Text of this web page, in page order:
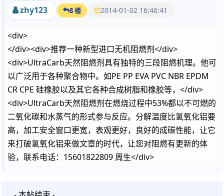
zhy123 8 楼 2014-01-02 16:46:41
<div>
</div><div>推荐一种新型进口无机阻燃剂</div>
<div>UltraCarb天然阻燃剂具有独特的三段阻燃机理。他可
以广泛用于各种聚合物中。如PE PP EVA PVC NBR EPDM
CR CPE 硅橡胶以及其它各种合成树脂和橡胶等，</div>
<div>UltraCarb天然阻燃剂在燃烧过程中53%都以不可燃的
二氧化碳和水蒸气的形式参与反应。分解温度比氢氧化铝要
高，加工安全窗口更宽，表观更好，良好的成碳性能，让它
来打破氢氧化铝来做文章的时代，让您对阻燃有更新的体
验，联系电话：15601822809 周生</div>